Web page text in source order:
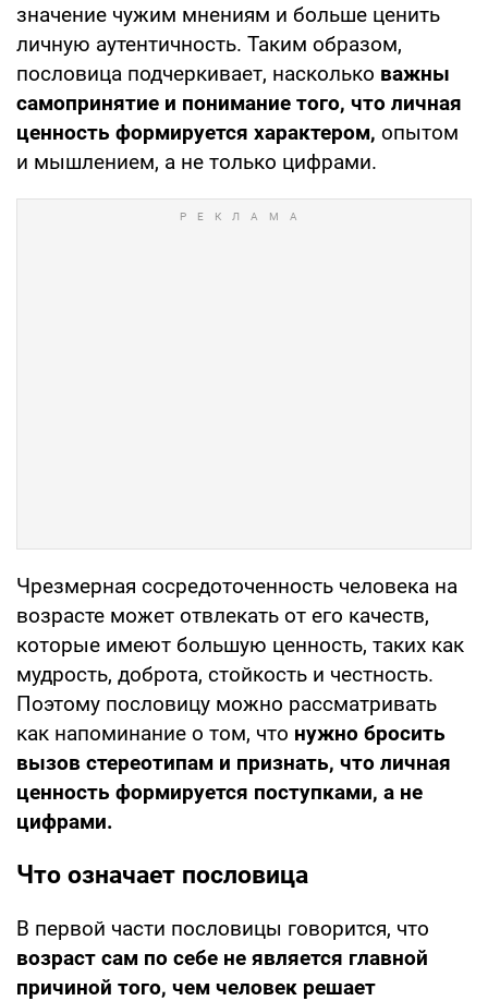
значение чужим мнениям и больше ценить
личную аутентичность. Таким образом,
пословица подчеркивает, насколько важны
самопринятие и понимание того, что личная
ценность формируется характером, опытом
и мышлением, а не только цифрами.
Чрезмерная сосредоточенность человека на
возрасте может отвлекать от его качеств,
которые имеют большую ценность, таких как
мудрость, доброта, стойкость и честность.
Поэтому пословицу можно рассматривать
как напоминание о том, что нужно бросить
вызов стереотипам и признать, что личная
ценность формируется поступками, а не
цифрами.
Что означает пословица
В первой части пословицы говорится, что
возраст сам по себе не является главной
причиной того, чем человек решает